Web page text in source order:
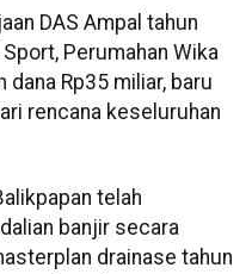
DAS Ampal tahun
Perumahan Wika
dana Rp35 miliar, baru
rencana keseluruhan
telah
banjir secara
drainase tahun